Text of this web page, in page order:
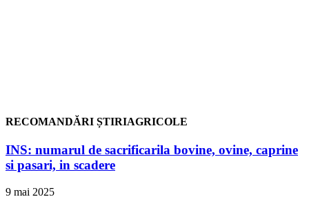
RECOMANDĂRI ȘTIRIAGRICOLE
INS: numarul de sacrificarila bovine, ovine, caprine
si pasari, in scadere
9 mai 2025